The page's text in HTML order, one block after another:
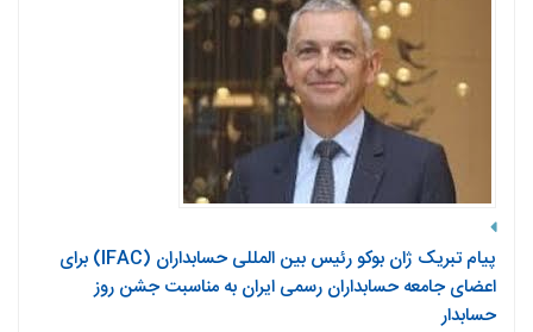
پیام تبریک ژان بوکو رئیس بین المللی حسابداران (IFAC) برای
اعضای جامعه حسابداران رسمی ایران به مناسبت جشن روز
حسابدار